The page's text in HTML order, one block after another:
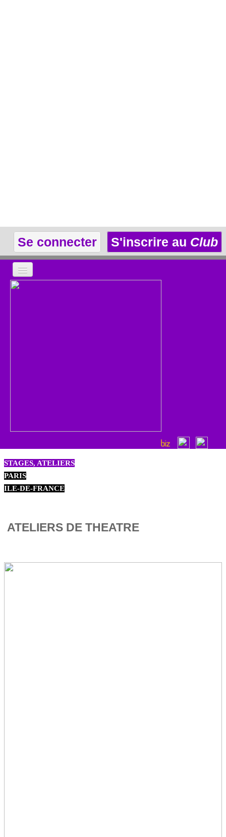
Se connecter S'inscrire au Club
STAGES, ATELIERS
PARIS
ILE-DE-FRANCE
ATELIERS DE THEATRE